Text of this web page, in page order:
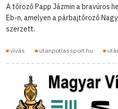
A tőröző Papp Jázmin a bravúros
Eb-n, amelyen a párbajtőröző
szerzett.
vívás utanpotlassport.hu